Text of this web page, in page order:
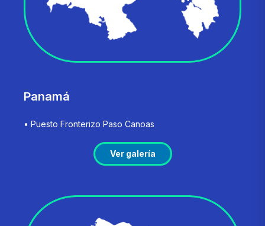
Panamá
• Puesto Fronterizo Paso Canoas
Ver galería